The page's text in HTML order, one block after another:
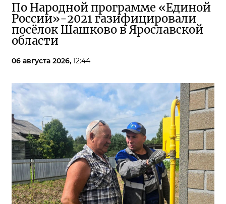
По Народной программе «Единой
России»-2021 газифицировали
посёлок Шашково в Ярославской
области
06 августа 2026, 12:44